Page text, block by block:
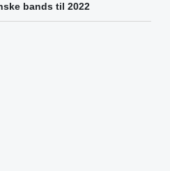
bands til 2022